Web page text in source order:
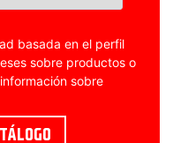
basada en el perfil
sobre productos o
sobre